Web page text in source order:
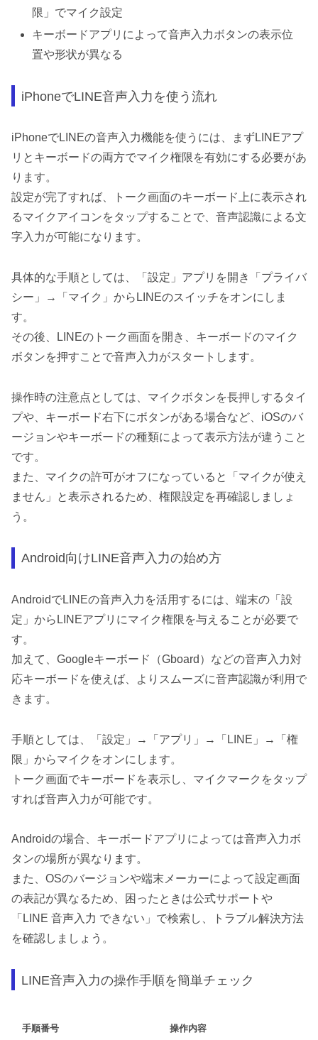
限」でマイク設定
キーボードアプリによって音声入力ボタンの表示位
置や形状が異なる
iPhoneでLINE音声入力を使う流れ
iPhoneでLINEの音声入力機能を使うには、まずLINEアプ
リとキーボードの両方でマイク権限を有効にする必要があ
ります。
設定が完了すれば、トーク画面のキーボード上に表示され
るマイクアイコンをタップすることで、音声認識による文
字入力が可能になります。
具体的な手順としては、「設定」アプリを開き「プライバ
シー」→「マイク」からLINEのスイッチをオンにしま
す。
その後、LINEのトーク画面を開き、キーボードのマイク
ボタンを押すことで音声入力がスタートします。
操作時の注意点としては、マイクボタンを長押しするタイ
プや、キーボード右下にボタンがある場合など、iOSのバ
ージョンやキーボードの種類によって表示方法が違うこと
です。
また、マイクの許可がオフになっていると「マイクが使え
ません」と表示されるため、権限設定を再確認しましょ
う。
Android向けLINE音声入力の始め方
AndroidでLINEの音声入力を活用するには、端末の「設
定」からLINEアプリにマイク権限を与えることが必要で
す。
加えて、Googleキーボード（Gboard）などの音声入力対
応キーボードを使えば、よりスムーズに音声認識が利用で
きます。
手順としては、「設定」→「アプリ」→「LINE」→「権
限」からマイクをオンにします。
トーク画面でキーボードを表示し、マイクマークをタップ
すれば音声入力が可能です。
Androidの場合、キーボードアプリによっては音声入力ボ
タンの場所が異なります。
また、OSのバージョンや端末メーカーによって設定画面
の表記が異なるため、困ったときは公式サポートや
「LINE 音声入力 できない」で検索し、トラブル解決方法
を確認しましょう。
LINE音声入力の操作手順を簡単チェック
手順番号 操作内容